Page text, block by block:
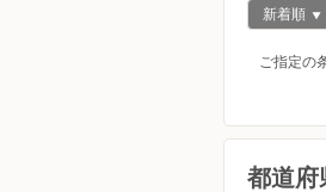
新着順
ご指定の
都道府